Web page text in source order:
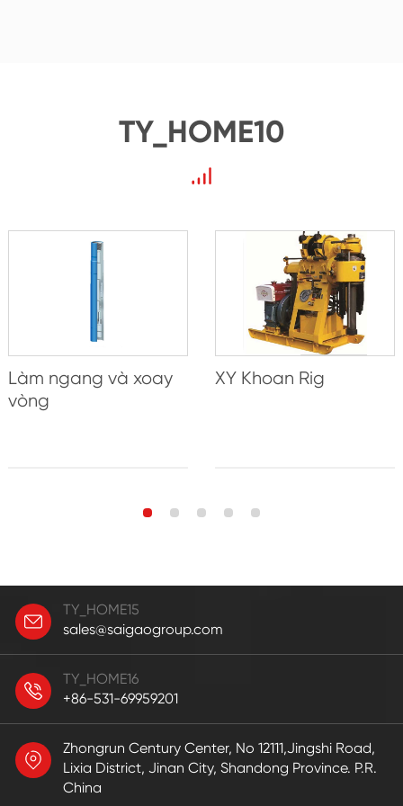
TY_HOME10
Làm ngang và xoay
vòng
XY Khoan Rig
TY_HOME15
sales@saigaogroup.com
TY_HOME16
+86-531-69959201
Zhongrun Century Center, No 12111,Jingshi Road,
Lixia District, Jinan City, Shandong Province. P.R.
China